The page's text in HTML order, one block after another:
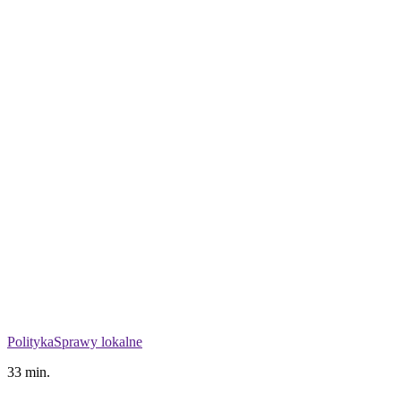
PolitykaSprawy lokalne
33 min.